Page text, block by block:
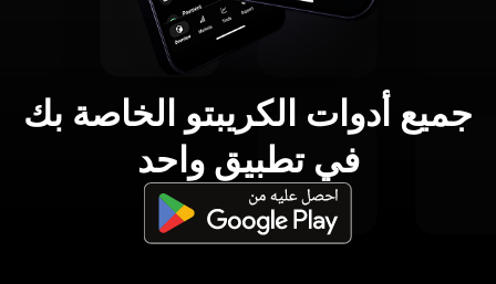
جميع أدوات الكريبتو الخاصة بك
في تطبيق واحد